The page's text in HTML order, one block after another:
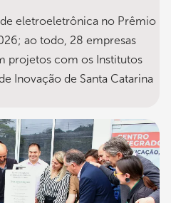
eletroeletrônica no Prêmio
ao todo, 28 empresas
projetos com os Institutos
Inovação de Santa Catarina